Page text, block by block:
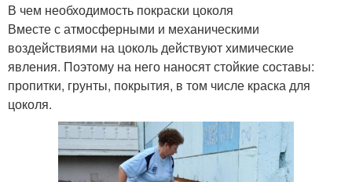
В чем необходимость покраски цоколя
Вместе с атмосферными и механическими
воздействиями на цоколь действуют химические
явления. Поэтому на него наносят стойкие составы:
пропитки, грунты, покрытия, в том числе краска для
цоколя.